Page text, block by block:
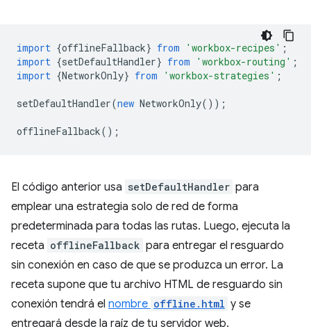
import {offlineFallback} from 'workbox-recipes' ;
import {setDefaultHandler} from 'workbox-routing' ;
import {NetworkOnly} from 'workbox-strategies' ;
setDefaultHandler(new NetworkOnly());
offlineFallback();
El código anterior usa setDefaultHandler para
emplear una estrategia solo de red de forma
predeterminada para todas las rutas. Luego, ejecuta la
receta offlineFallback para entregar el resguardo
sin conexión en caso de que se produzca un error. La
receta supone que tu archivo HTML de resguardo sin
conexión tendrá el nombre offline.html y se
entregará desde la raíz de tu servidor web.